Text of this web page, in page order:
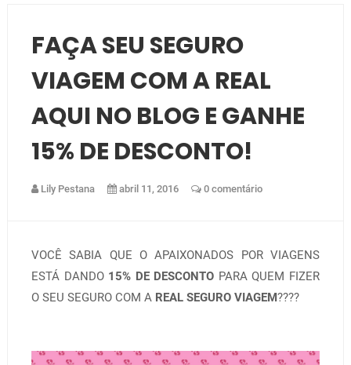
FAÇA SEU SEGURO
VIAGEM COM A REAL
AQUI NO BLOG E GANHE
15% DE DESCONTO!
Lily Pestana abril 11, 2016 0 comentário
VOCÊ SABIA QUE O APAIXONADOS POR VIAGENS
ESTÁ DANDO 15% DE DESCONTO PARA QUEM FIZER
O SEU SEGURO COM A REAL SEGURO VIAGEM????